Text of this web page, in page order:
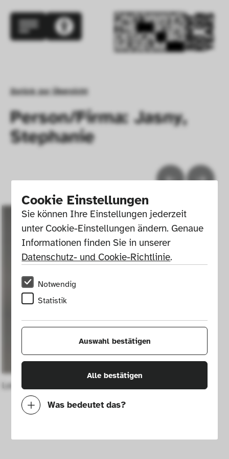
Cookie Einstellungen
Sie können Ihre Einstellungen jederzeit
unter Cookie-Einstellungen ändern. Genaue
Informationen finden Sie in unserer
Datenschutz- und Cookie-Richtlinie.
Notwendig
Statistik
Auswahl bestätigen
Alle bestätigen
Was bedeutet das?
Mit diesen Cookies können wir durch
Zurück zur Übersicht
Person/Firma: Jasny,
Stephanie
Leuchte Cordula